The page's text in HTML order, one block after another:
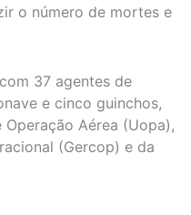
o número de mortes e
37 agentes de
e cinco guinchos,
Aérea (Uopa),
(Gercop) e da